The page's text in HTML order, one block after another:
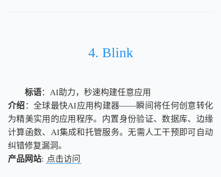
4. Blink
标语：AI助力，秒速构建任意应用
介绍 ：全球最快AI应用构建器——瞬间将任何创意转化
为精美实用的应用程序。内置身份验证、数据库、边缘
计算函数、AI集成和托管服务。无需人工干预即可自动
纠错修复漏洞。
产品网站: 点击访问